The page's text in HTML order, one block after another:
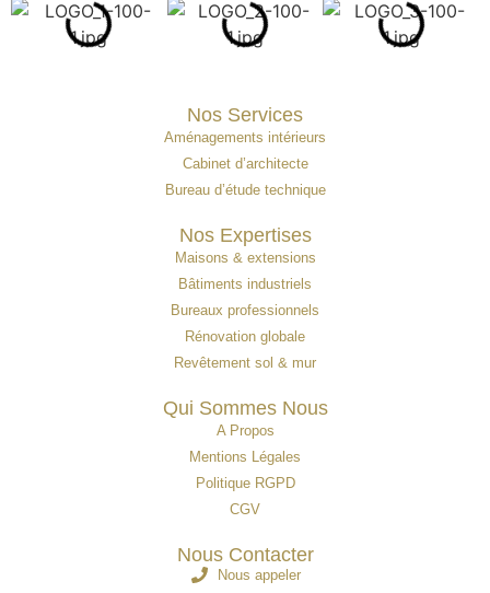
Nos Services
Aménagements intérieurs
Cabinet d’architecte
Bureau d’étude technique
Nos Expertises
Maisons & extensions
Bâtiments industriels
Bureaux professionnels
Rénovation globale
Revêtement sol & mur
Qui Sommes Nous
A Propos
Mentions Légales
Politique RGPD
CGV
Nous Contacter
Nous appeler